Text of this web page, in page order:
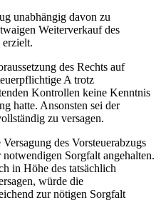
unabhängig davon zu
Weiterverkauf des
erzielt.
des Rechts auf
A trotz
Kontrollen keine Kenntnis
hatte. Ansonsten sei der
zu versagen.
des Vorsteuerabzugs
Sorgfalt angehalten.
in Höhe des tatsächlich
würde die
zur nötigen Sorgfalt